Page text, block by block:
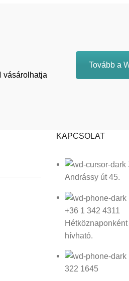
vásárolhatja
Tovább a
KAPCSOLAT
Andrássy út 45.
+36 1 342 4311
hívható.
322 1645